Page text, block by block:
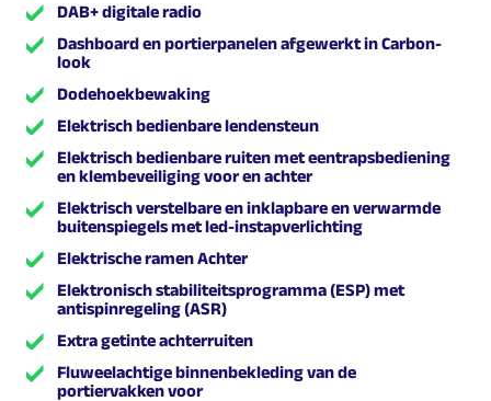
DAB+ digitale radio
Dashboard en portierpanelen afgewerkt in Carbon-
look
Dodehoekbewaking
Elektrisch bedienbare lendensteun
Elektrisch bedienbare ruiten met eentrapsbediening
en klembeveiliging voor en achter
Elektrisch verstelbare en inklapbare en verwarmde
buitenspiegels met led-instapverlichting
Elektrische ramen Achter
Elektronisch stabiliteitsprogramma (ESP) met
antispinregeling (ASR)
Extra getinte achterruiten
Fluweelachtige binnenbekleding van de
portiervakken voor